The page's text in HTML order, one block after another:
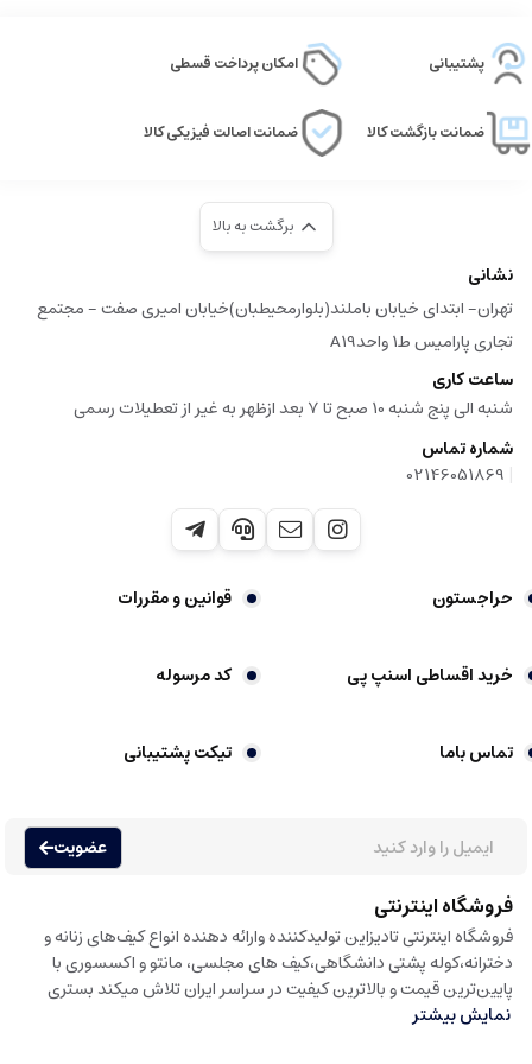
پشتیبانی امکان پرداخت قسطی
ضمانت بازگشت کالا ضمانت اصالت فیزیکی کالا
برگشت به بالا
نشانی
تهران- ابتدای خیابان باملند(بلوارمحیطبان)خیابان امیری صفت - مجتمع
تجاری پارامیس ط1 واحدA19
ساعت کاری
شنبه الی پنج شنبه 10 صبح تا 7 بعد ازظهر به غیر از تعطیلات رسمی
شماره تماس
|
02146051869
حراجستون قوانین و مقررات
خرید اقساطی اسنپ پی کد مرسوله
تماس باما تیکت پشتیبانی
عضویت
فروشگاه اینترنتی
فروشگاه اینترنتی تادیزاین تولیدکننده وارائه دهنده انواع کیف‌های زنانه و
دخترانه،کوله پشتی دانشگاهی،کیف های مجلسی، مانتو و اکسسوری با
پایین‌ترین قیمت و بالاترین کیفیت در سراسر ایران تلاش میکند بستری
نمایش بیشتر